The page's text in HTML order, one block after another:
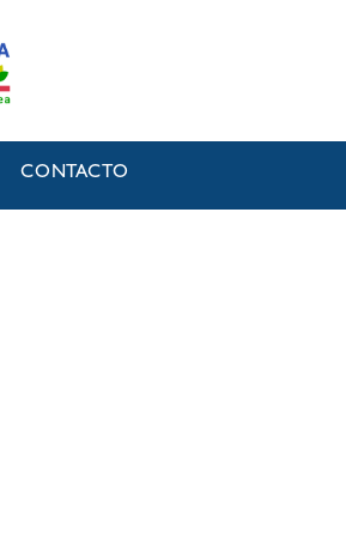
CONTACTO